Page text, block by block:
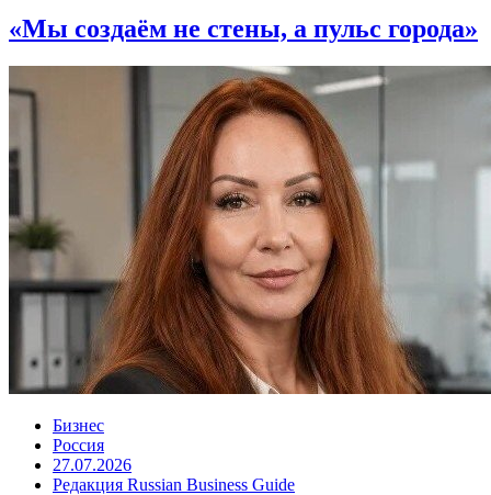
«Мы создаём не стены, а пульс города»
Бизнес
Россия
27.07.2026
Редакция Russian Business Guide